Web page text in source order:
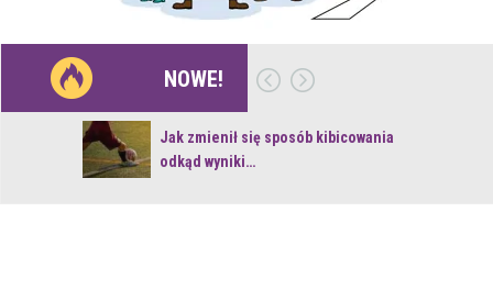
NOWE!
Jak zmienił się sposób kibicowania
odkąd wyniki…